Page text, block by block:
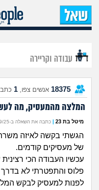
עבודה וקריירה
18375 אנשים צפו, 1
המלצה מהמעסיק, מה
מיטל בת 23 | כתבה את השאלה ב-21/09/25 בשעה 16:00
הגשתי בקשה לאיזה
של מעסיקים קודמים.
עכשיו העבודה הכי
פלוס והתפטרתי לא
לפנות למעסיק לבקש